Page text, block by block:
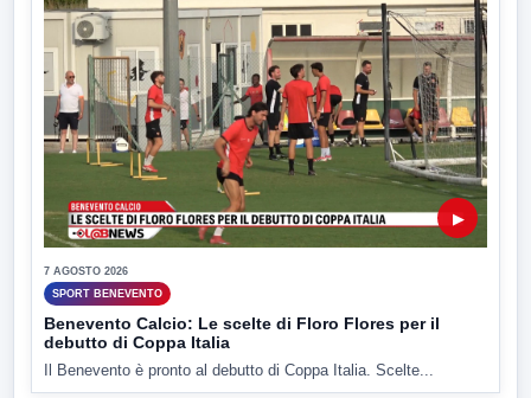
▶
7 AGOSTO 2026
SPORT BENEVENTO
Benevento Calcio: Le scelte di Floro Flores per il
debutto di Coppa Italia
Il Benevento è pronto al debutto di Coppa Italia. Scelte...